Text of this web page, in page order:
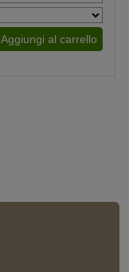
Aggiungi al carrello